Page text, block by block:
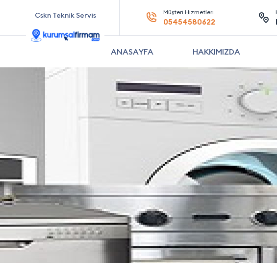
Cskn Teknik Servis Müşteri Hizmetleri
05454580622
ANASAYFA HAKKIMIZDA